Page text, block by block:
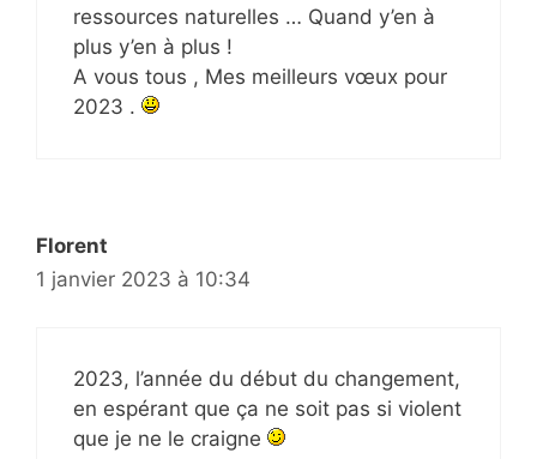
ressources naturelles … Quand y’en à
plus y’en à plus !
A vous tous , Mes meilleurs vœux pour
2023 .
Florent
1 janvier 2023 à 10:34
2023, l’année du début du changement,
en espérant que ça ne soit pas si violent
que je ne le craigne